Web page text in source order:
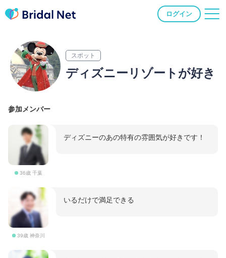
ログイン
スポット
ディズニーリゾートが好き
参加メンバー
36歳 千葉
ディズニーのあの特有の雰囲気が好きです！
39歳 神奈川
いるだけで満足できる